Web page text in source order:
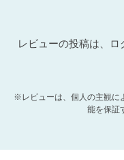
レビューの投稿は、ロ
※レビューは、個人の主観に
能を保証